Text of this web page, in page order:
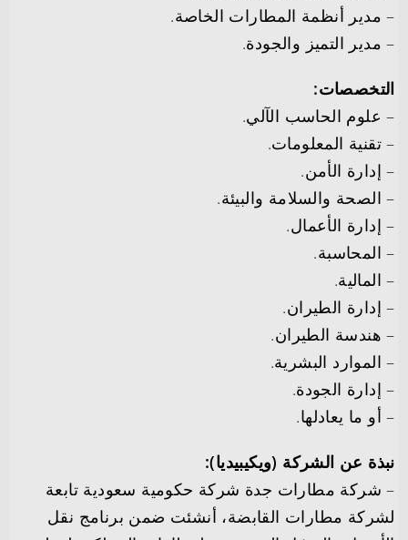
– مدير أنظمة المطارات الخاصة.
– مدير التميز والجودة.
التخصصات:
– علوم الحاسب الآلي.
– تقنية المعلومات.
– إدارة الأمن.
– الصحة والسلامة والبيئة.
– إدارة الأعمال.
– المحاسبة.
– المالية.
– إدارة الطيران.
– هندسة الطيران.
– الموارد البشرية.
– إدارة الجودة.
– أو ما يعادلها.
نبذة عن الشركة (ويكيبيديا):
– شركة مطارات جدة شركة حكومية سعودية تابعة
لشركة مطارات القابضة، أنشئت ضمن برنامج نقل